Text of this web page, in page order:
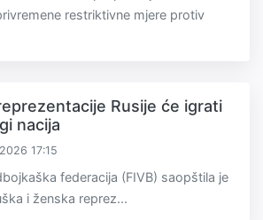
restriktivne mjere protiv
Rusije će igrati
nacija
17:15
federacija (FIVB) saopštila je
i ženska reprez...